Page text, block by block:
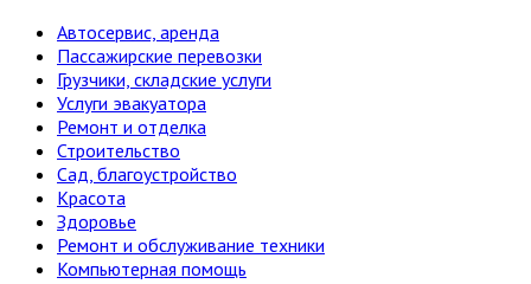
Автосервис, аренда
Пассажирские перевозки
Грузчики, складские услуги
Услуги эвакуатора
Ремонт и отделка
Строительство
Сад, благоустройство
Красота
Здоровье
Ремонт и обслуживание техники
Компьютерная помощь